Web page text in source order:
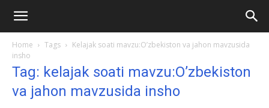
Ilmlar.uz
Home Tags
Kelajak soati mavzu:O’zbekiston va jahon mavzusida
insho
Tag: kelajak soati mavzu:O’zbekiston
va jahon mavzusida insho